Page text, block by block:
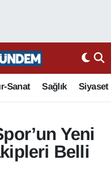
Sanat Sağlık Siyaset
Yeni
Belli